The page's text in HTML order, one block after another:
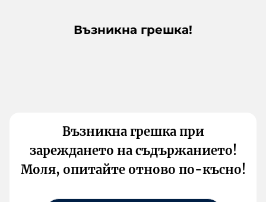
Възникна грешка!
Възникна грешка при
зареждането на съдържанието!
Моля, опитайте отново по-късно!